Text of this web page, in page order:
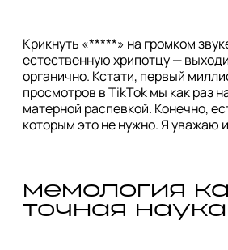
Крикнуть «*****» на громком
естественную хрипотцу —
органично. Кстати, первый
просмотров в TikTok мы как раз
матерной распевкой. Конечно,
которым это не нужно. Я уважаю
мемология
точная наука